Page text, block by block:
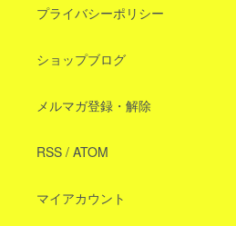
プライバシーポリシー
ショップブログ
メルマガ登録・解除
RSS / ATOM
マイアカウント